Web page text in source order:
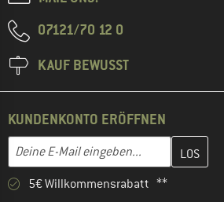
07121/70 12 0
KAUF BEWUSST
KUNDENKONTO ERÖFFNEN
E-Mail-Adresse
Gib hier deine E-Mail-Adresse ein und
5€ Willkommensrabatt **